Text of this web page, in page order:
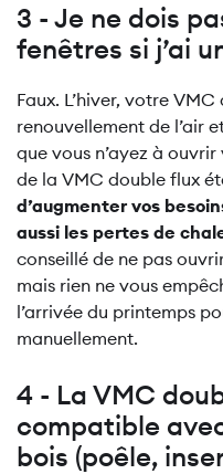
3 - Je ne dois
fenêtres si j’ai
Faux. L’hiver, votre
renouvellement de l’air
que vous n’ayez à
de la VMC double flux
d’augmenter vos
aussi les pertes de
conseillé de ne pas
mais rien ne vous
l’arrivée du printemps
manuellement.
4 - La VMC
compatible
bois (poêle,